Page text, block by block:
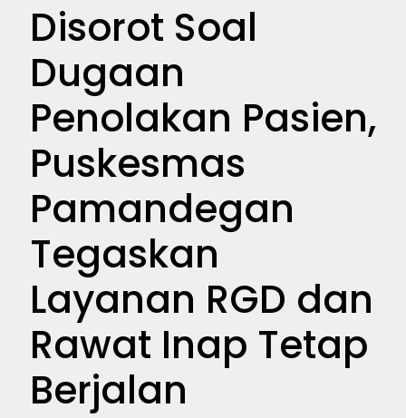
Disorot Soal
Dugaan
Penolakan Pasien,
Puskesmas
Pamandegan
Tegaskan
Layanan RGD dan
Rawat Inap Tetap
Berjalan